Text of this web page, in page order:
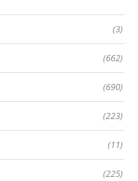
(3)
(662)
(690)
(223)
(11)
(225)